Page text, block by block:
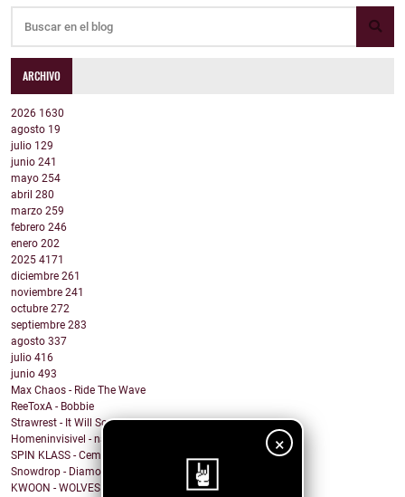
×
ARCHIVO
2026 1630
agosto 19
julio 129
junio 241
mayo 254
abril 280
marzo 259
febrero 246
enero 202
2025 4171
diciembre 261
noviembre 241
octubre 272
septiembre 283
agosto 337
julio 416
junio 493
Max Chaos - Ride The Wave
ReeToxA - Bobbie
Strawrest - It Will Soon Be Over
Homeninvisivel - navalhas
SPIN KLASS - Cemetery Drive (My Chemical Romance ...
Snowdrop - Diamond
KWOON - WOLVES